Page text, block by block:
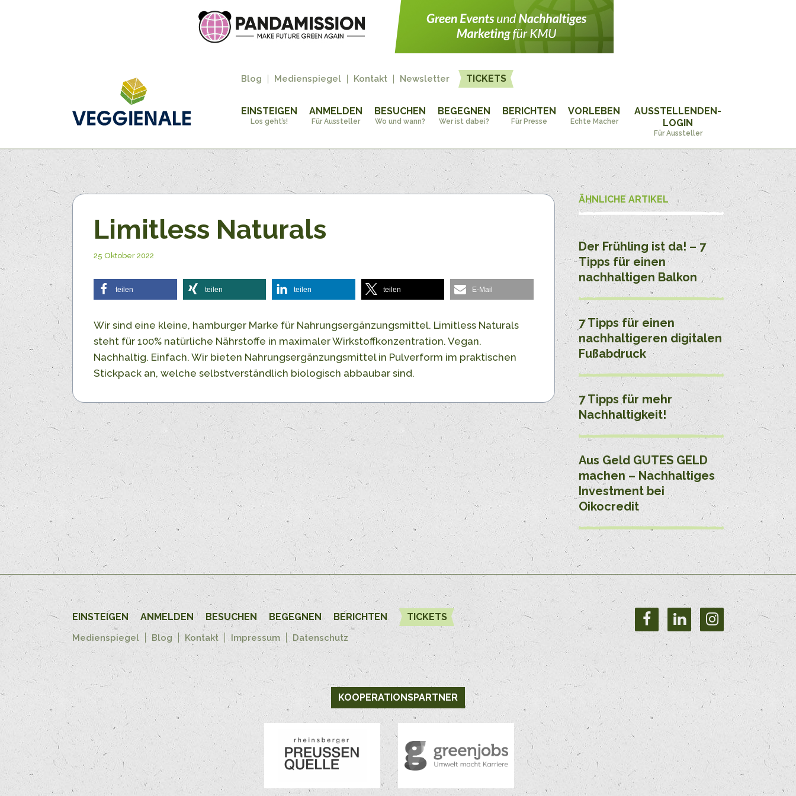
Blog Medienspiegel Kontakt Newsletter TICKETS
EINSTEIGEN
Los geht’s!
ANMELDEN
Für Aussteller
BESUCHEN
Wo und wann?
BEGEGNEN
Wer ist dabei?
BERICHTEN
Für Presse
VORLEBEN
Echte Macher
AUSSTELLENDEN-
LOGIN
Für Aussteller
Limitless Naturals
25 Oktober 2022
teilen teilen teilen teilen E-Mail
Wir sind eine kleine, hamburger Marke für Nahrungsergänzungsmittel. Limitless Naturals
steht für 100% natürliche Nährstoffe in maximaler Wirkstoffkonzentration. Vegan.
Nachhaltig. Einfach. Wir bieten Nahrungsergänzungsmittel in Pulverform im praktischen
Stickpack an, welche selbstverständlich biologisch abbaubar sind.
ÄHNLICHE ARTIKEL
Der Frühling ist da! – 7
Tipps für einen
nachhaltigen Balkon
7 Tipps für einen
nachhaltigeren digitalen
Fußabdruck
7 Tipps für mehr
Nachhaltigkeit!
Aus Geld GUTES GELD
machen – Nachhaltiges
Investment bei
Oikocredit
EINSTEIGEN ANMELDEN BESUCHEN BEGEGNEN BERICHTEN TICKETS
Medienspiegel Blog Kontakt Impressum Datenschutz
KOOPERATIONSPARTNER